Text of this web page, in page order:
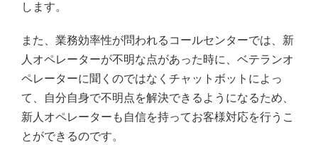
します。
また、業務効率性が問われるコールセンターでは、新
人オペレーターが不明な点があった時に、ベテランオ
ペレーターに聞くのではなくチャットボットによっ
て、自分自身で不明点を解決できるようになるため、
新人オペレーターも自信を持ってお客様対応を行うこ
とができるのです。